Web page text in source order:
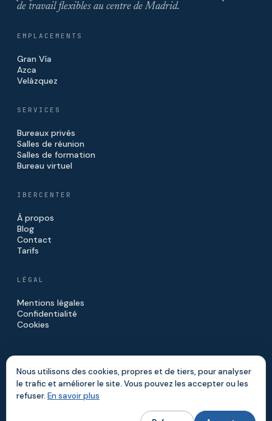
de travail flexibles au centre de Madrid.
EMPLACEMENTS
Gran Vía
Azca
Velázquez
SERVICES
Bureaux privés
Salles de réunion
Salles de formation
Bureau virtuel
IBERCENTER
À propos
Blog
Contact
Tarifs
LÉGAL
Mentions légales
Confidentialité
Cookies
© 2026 IBERCENTER · IBERINVE S.L.
Nous utilisons des cookies, propres et de tiers, pour analyser
le trafic et améliorer le site. Vous pouvez les accepter ou les
refuser. En savoir plus